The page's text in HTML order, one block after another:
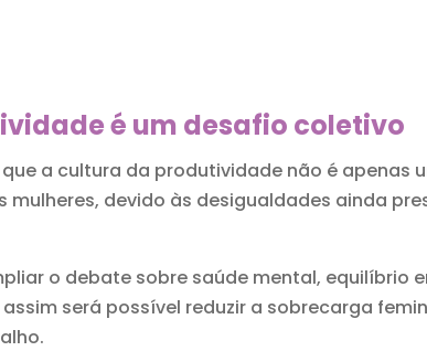
é um desafio coletivo
a cultura da produtividade não é apenas
devido às desigualdades ainda
o debate sobre saúde mental, equilíbrio
será possível reduzir a sobrecarga